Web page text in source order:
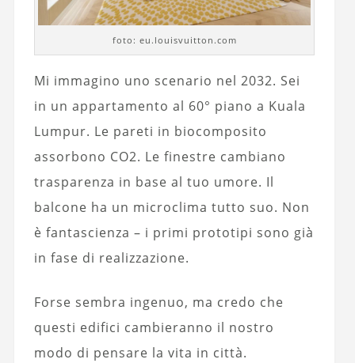
foto: eu.louisvuitton.com
Mi immagino uno scenario nel 2032. Sei
in un appartamento al 60° piano a Kuala
Lumpur. Le pareti in biocomposito
assorbono CO2. Le finestre cambiano
trasparenza in base al tuo umore. Il
balcone ha un microclima tutto suo. Non
è fantascienza – i primi prototipi sono già
in fase di realizzazione.
Forse sembra ingenuo, ma credo che
questi edifici cambieranno il nostro
modo di pensare la vita in città.